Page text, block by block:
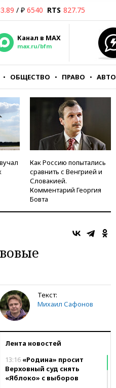
/ ₽ 6540 RTS 827.75
Канал в MAX
max.ru/bfm
ОБЩЕСТВО ПРАВО АВТО
Как Россию попытались
сравнить с Венгрией и
Словакией.
Комментарий Георгия
Бовта
Текст:
Михаил Сафонов
Лента новостей
13:16 «Родина» просит
Верховный суд снять
«Яблоко» с выборов